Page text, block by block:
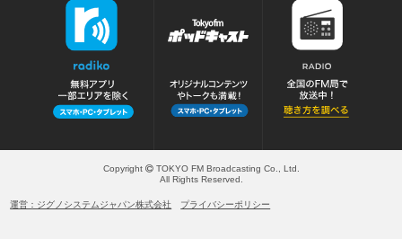
Copyright
TOKYO FM Broadcasting Co., Ltd.
All Rights Reserved.
運営：ジグノシステムジャパン株式会社 プライバシーポリシー